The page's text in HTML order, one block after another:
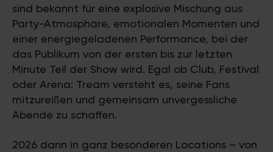
sind bekannt für eine explosive Mischung aus
Party-Atmosphäre, emotionalen Momenten und
einer energiegeladenen Performance, bei der
das Publikum von der ersten bis zur letzten
Minute Teil der Show wird. Egal ob Club, Festival
oder Arena: Tream versteht es, seine Fans
mitzureißen und gemeinsam unvergessliche
Abende zu schaffen.
2026 dann in ganz besonderen Locations – von